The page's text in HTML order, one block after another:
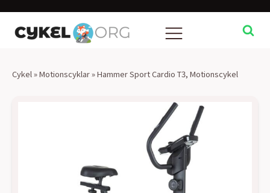
Cykel »Motionscyklar»Hammer Sport Cardio T3, Motionscykel